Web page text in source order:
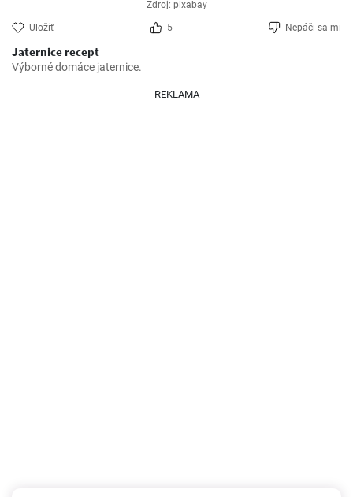
Zdroj: pixabay
Uložiť 5 Nepáči sa mi
Jaternice recept
Výborné domáce jaternice.
REKLAMA